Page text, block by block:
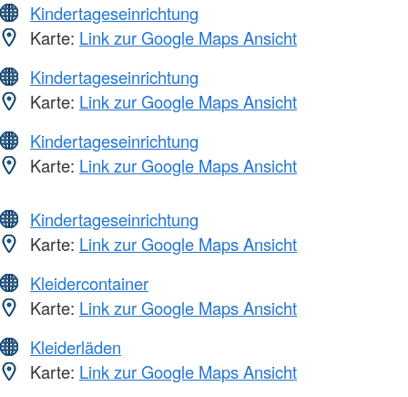
Kindertageseinrichtung
Karte: Link zur Google Maps Ansicht
Kindertageseinrichtung
Karte: Link zur Google Maps Ansicht
Kindertageseinrichtung
Karte: Link zur Google Maps Ansicht
Kindertageseinrichtung
Karte: Link zur Google Maps Ansicht
Kleidercontainer
Karte: Link zur Google Maps Ansicht
Kleiderläden
Karte: Link zur Google Maps Ansicht